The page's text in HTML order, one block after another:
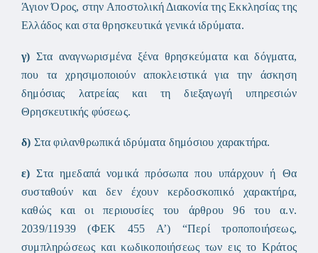
Άγιον Όρος, στην Αποστολική Διακονία της Εκκλησίας της
Ελλάδος και στα θρησκευτικά γενικά ιδρύματα.
γ) Στα αναγνωρισμένα ξένα θρησκεύματα και δόγματα,
που τα χρησιμοποιούν αποκλειστικά για την άσκηση
δημόσιας λατρείας και τη διεξαγωγή υπηρεσιών
Θρησκευτικής φύσεως.
δ) Στα φιλανθρωπικά ιδρύματα δημόσιου χαρακτήρα.
ε) Στα ημεδαπά νομικά πρόσωπα που υπάρχουν ή Θα
συσταθούν και δεν έχουν κερδοσκοπικό χαρακτήρα,
καθώς και οι περιουσίες του άρθρου 96 του α.ν.
2039/11939 (ΦΕΚ 455 Α’) “Περί τροποποιήσεως,
συμπληρώσεως και κωδικοποιήσεως των εις το Κράτος